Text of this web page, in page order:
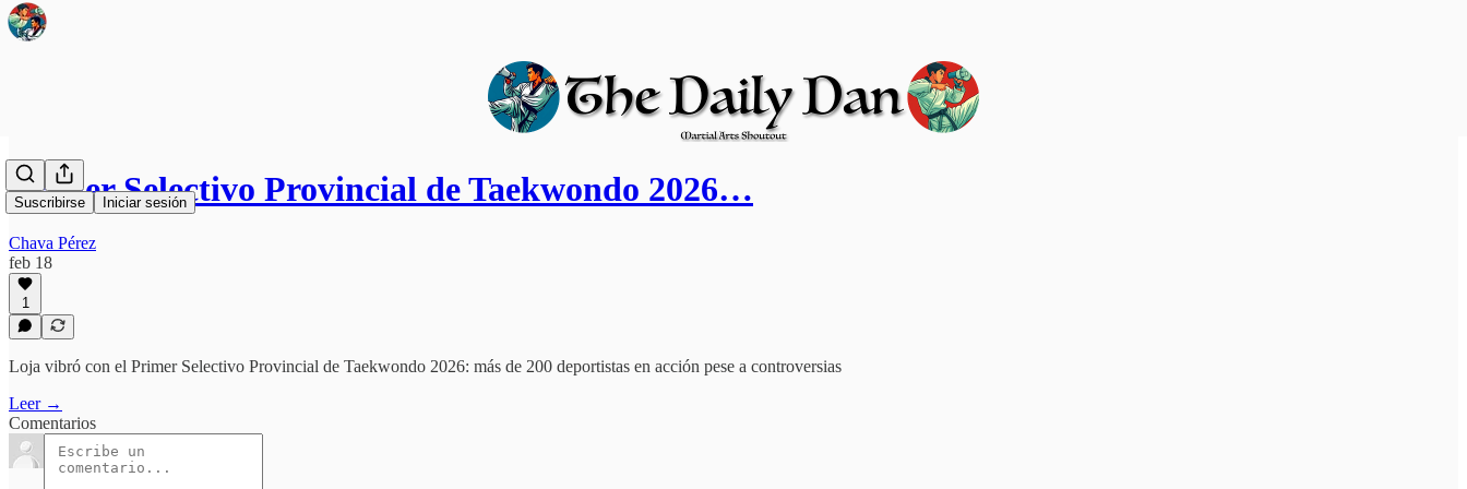
Suscribirse Iniciar sesión
Primer Selectivo Provincial de Taekwondo 2026…
Chava Pérez
feb 18
1
Loja vibró con el Primer Selectivo Provincial de Taekwondo 2026: más de 200 deportistas en acción pese a controversias
Leer →
Comentarios